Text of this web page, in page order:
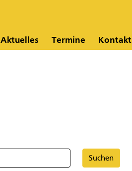
Aktuelles Termine Kontakt
Suchen